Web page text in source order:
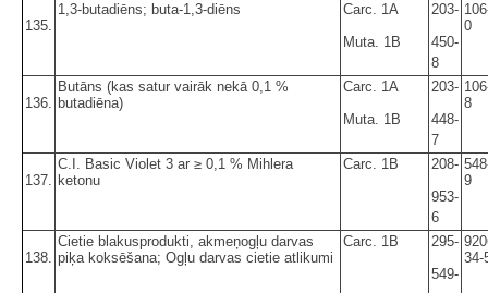
135.
1,3-butadiēns; buta-1,3-diēns
Carc. 1A
Muta. 1B
203-
450-
8
0
136.
Butāns (kas satur vairāk nekā 0,1 %
butadiēna)
Carc. 1A
Muta. 1B
203-
448-
7
8
137.
C.I. Basic Violet 3 ar ≥ 0,1 % Mihlera
ketonu
Carc. 1B
208-
953-
6
9
138.
Cietie blakusprodukti, akmeņogļu darvas
piķa koksēšana; Ogļu darvas cietie atlikumi
Carc. 1B
295-
549-
34-